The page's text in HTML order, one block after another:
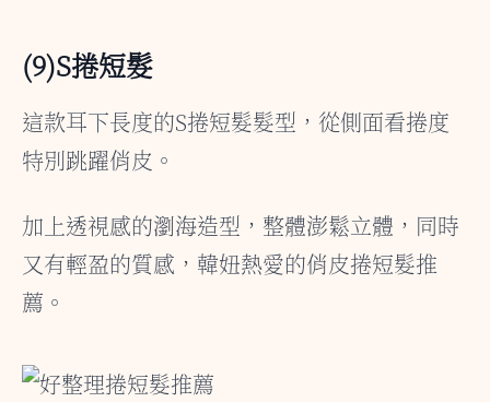
(9)S捲短髮
這款耳下長度的S捲短髮髮型，從側面看捲度
特別跳躍俏皮。
加上透視感的瀏海造型，整體澎鬆立體，同時
又有輕盈的質感，韓妞熱愛的俏皮捲短髮推
薦。